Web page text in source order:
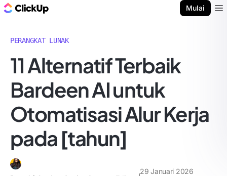
Mulai
PERANGKAT LUNAK
11 Alternatif Terbaik
Bardeen AI untuk
Otomatisasi Alur Kerja
pada [tahun]
29 Januari 2026